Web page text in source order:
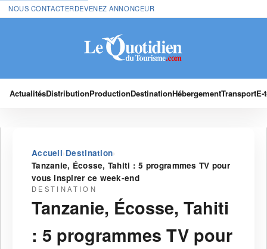
NOUS CONTACTERDEVENEZ ANNONCEUR
ActualitésDistributionProductionDestinationHébergementTransport
Accueil›Destination›
Tanzanie, Écosse, Tahiti : 5 programmes TV pour
vous inspirer ce week-end
DESTINATION
Tanzanie, Écosse, Tahiti
: 5 programmes TV pour